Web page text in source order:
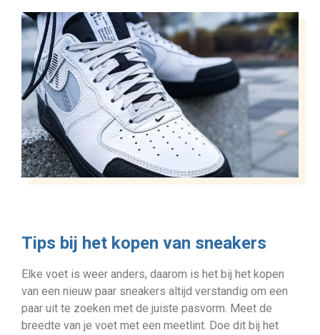
Tips bij het kopen van sneakers
Elke voet is weer anders, daarom is het bij het kopen
van een nieuw paar sneakers altijd verstandig om een
paar uit te zoeken met de juiste pasvorm. Meet de
breedte van je voet met een meetlint. Doe dit bij het